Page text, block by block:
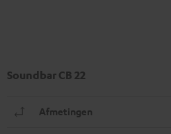
Soundbar CB 22
Afmetingen